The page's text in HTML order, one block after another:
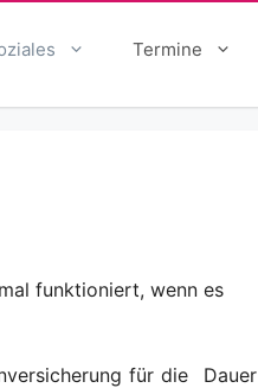
Termine
funktioniert, wenn es
für die
Dauer